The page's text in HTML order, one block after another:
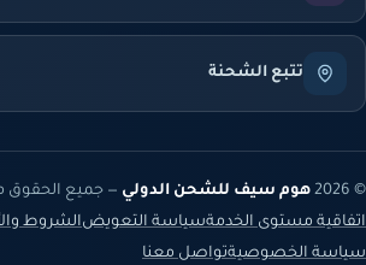
تتبع الشحنة
© 2026 هوم سيف للشحن الدولي — جميع
اتفاقية مستوى الخدمةسياسة التعويضالشروط
سياسة الخصوصيةتواصل معنا